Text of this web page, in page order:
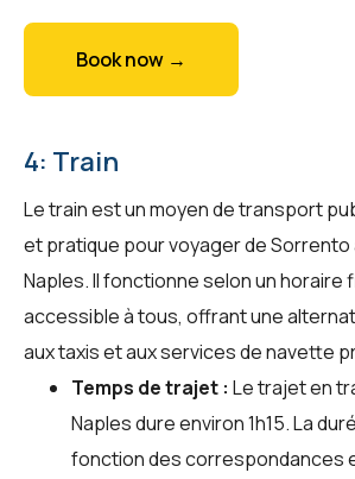
Book now →
4: Train
Le train est un moyen de transport
et pratique pour voyager de
Naples. Il fonctionne selon un horaire
accessible à tous, offrant une
aux taxis et aux services de navette
Temps de trajet : Le trajet en
Naples dure environ 1h15. La
fonction des correspondances